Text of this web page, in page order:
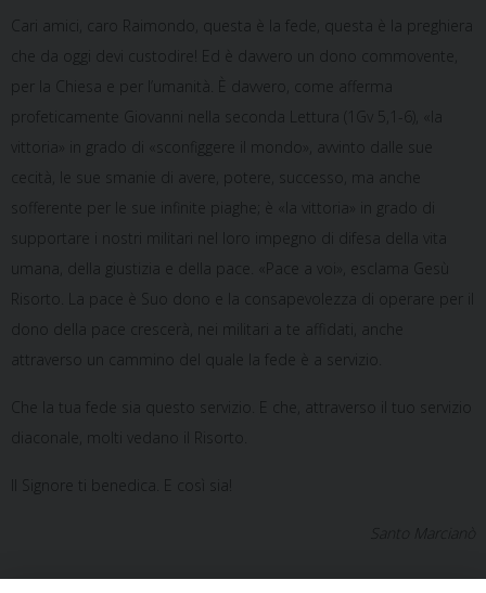
Cari amici, caro Raimondo, questa è la fede, questa è la preghiera
che da oggi devi custodire! Ed è davvero un dono commovente,
per la Chiesa e per l’umanità. È davvero, come afferma
profeticamente Giovanni nella seconda Lettura (1Gv 5,1-6), «la
vittoria» in grado di «sconfiggere il mondo», avvinto dalle sue
cecità, le sue smanie di avere, potere, successo, ma anche
sofferente per le sue infinite piaghe; è «la vittoria» in grado di
supportare i nostri militari nel loro impegno di difesa della vita
umana, della giustizia e della pace. «Pace a voi», esclama Gesù
Risorto. La pace è Suo dono e la consapevolezza di operare per il
dono della pace crescerà, nei militari a te affidati, anche
attraverso un cammino del quale la fede è a servizio.
Che la tua fede sia questo servizio. E che, attraverso il tuo servizio
diaconale, molti vedano il Risorto.
Il Signore ti benedica. E così sia!
Santo Marcianò